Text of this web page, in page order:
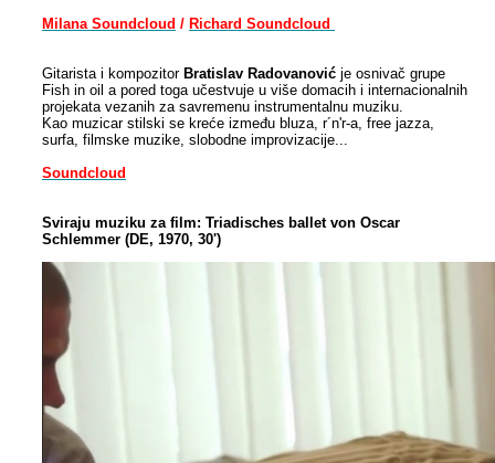
Milana Soundcloud / Richard Soundcloud
Gitarista i kompozitor Bratislav Radovanović je osnivač grupe
Fish in oil a pored toga učestvuje u više domacih i internacionalnih
projekata vezanih za savremenu instrumentalnu muziku.
Kao muzicar stilski se kreće između bluza, r´n'r-a, free jazza,
surfa, filmske muzike, slobodne improvizacije...
Soundcloud
Sviraju muziku za film: Triadisches ballet von Oscar
Schlemmer (DE, 1970, 30')